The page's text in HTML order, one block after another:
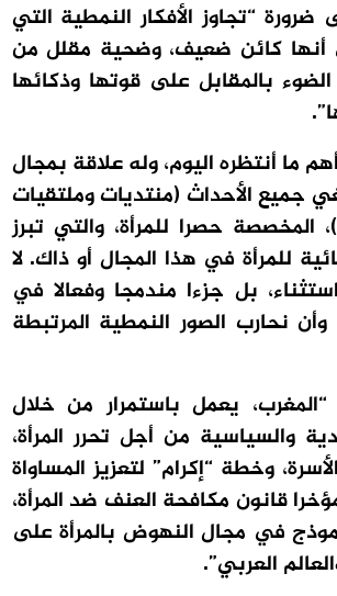
“تجاوز الأفكار النمطية التي
أنها كائن ضعيف، وضحية مقلل من
بالمقابل على قوتها وذكائها
ما أنتظره اليوم، وله علاقة بمجال
جميع الأحداث (منتديات وملتقيات
المخصصة حصرا للمرأة، والتي تبرز
للمرأة في هذا المجال أو ذاك. لا
بل جزءا مندمجا وفعالا في
وأن نحارب الصور النمطية المرتبطة
يعمل باستمرار من خلال
والسياسية من أجل تحرر المرأة،
وخطة “إكرام” لتعزيز المساواة
قانون مكافحة العنف ضد المرأة،
في مجال النهوض بالمرأة على
العربي”.